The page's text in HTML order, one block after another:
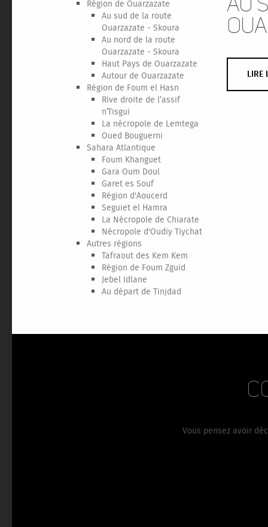
Région de Ouarzazate
Au sud de la route
Ouarzazate - Skoura
Au nord de la route
Ouarzazate - Skoura
Haut Pays de Ouarzazate
Autour de Ouarzazate
Région de Foum el Hasn
Rive droite de l’assif
n’Tisgui
La nécropole de Lemtega
Oued Bouguerni
Sahara Atlantique
Foum Khanguet
Gara Oum Doul
Garet es Souf
Région d'Aoucerd
Seguiet el Hamra
La Nécropole de Chiarate
Nécropole d'Oudiy Tiychat
Autres régions
Tafraout des Kem Kem
Région de Foum Zguid
Jebel Idlane
Au départ de Tinjdad
LIRE
Vous pensez avoir